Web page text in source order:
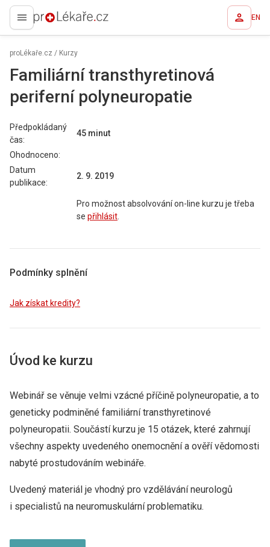
proLékaře.cz EN
proLékaře.cz / Kurzy
Familiární transthyretinová
periferní polyneuropatie
Předpokládaný
čas:
45 minut
Ohodnoceno:
Datum
publikace:
2. 9. 2019
Pro možnost absolvování on-line kurzu je třeba
se přihlásit
Podmínky splnění
Jak získat kredity?
Úvod ke kurzu
Webinář se věnuje velmi vzácné příčině polyneuropatie, a to
geneticky podminěné familiární transthyretinové
polyneuropatii. Součástí kurzu je 15 otázek, které zahrnují
všechny aspekty uvedeného onemocnění a ověří vědomosti
nabyté prostudováním webináře.
Uvedený materiál je vhodný pro vzdělávání neurologů
i specialistů na neuromuskulární problematiku.